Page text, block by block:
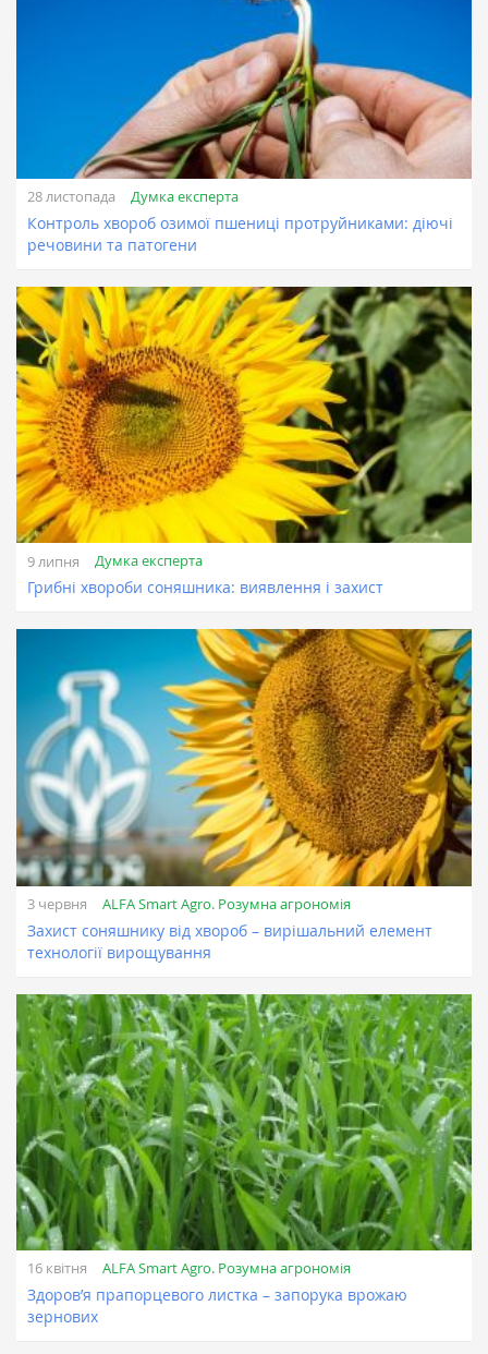
28 листопада Думка експерта
Контроль хвороб озимої пшениці протруйниками: діючі
речовини та патогени
9 липня Думка експерта
Грибні хвороби соняшника: виявлення і захист
3 червня ALFA Smart Agro. Розумна агрономія
Захист соняшнику від хвороб – вирішальний елемент
технології вирощування
16 квітня ALFA Smart Agro. Розумна агрономія
Здоров’я прапорцевого листка – запорука врожаю
зернових